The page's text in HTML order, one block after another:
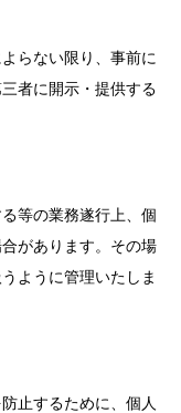
らない限り、事前に
者に開示・提供する
等の業務遂行上、個
があります。その場
ように管理いたしま
止するために、個人